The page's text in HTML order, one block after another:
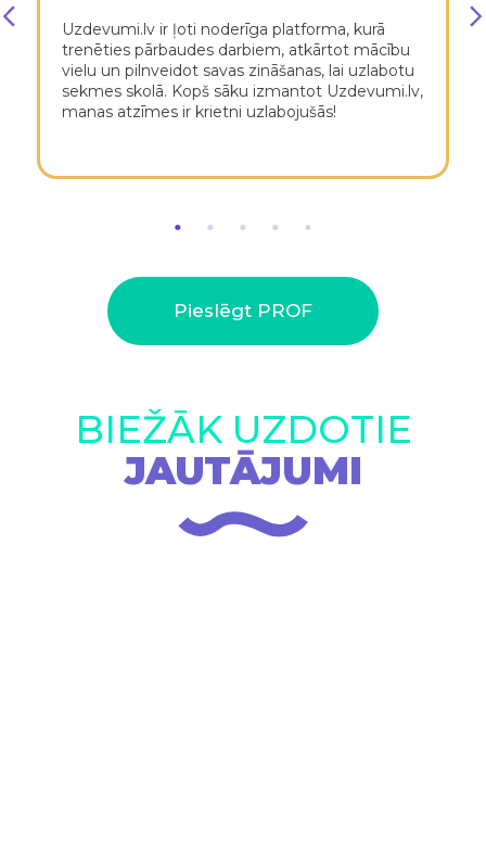
Uzdevumi.lv ir ļoti noderīga platforma, kurā
trenēties pārbaudes darbiem, atkārtot mācību
vielu un pilnveidot savas zināšanas, lai uzlabotu
sekmes skolā. Kopš sāku izmantot Uzdevumi.lv,
manas atzīmes ir krietni uzlabojušās!
Pieslēgt PROF
BIEŽĀK UZDOTIE
JAUTĀJUMI